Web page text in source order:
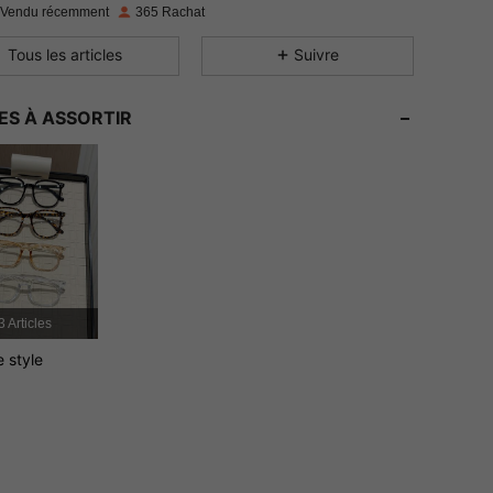
4.80
4.80
4.80
récemment 365 Rachat
Tous les articles Suivre
À ASSORTIR
3 Articles
style